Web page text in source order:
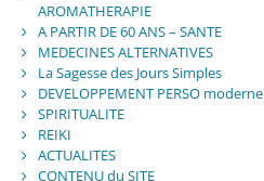
AROMATHERAPIE
A PARTIR DE 60 ANS – SANTE
MEDECINES ALTERNATIVES
La Sagesse des Jours Simples
DEVELOPPEMENT PERSO moderne
SPIRITUALITE
REIKI
ACTUALITES
CONTENU du SITE